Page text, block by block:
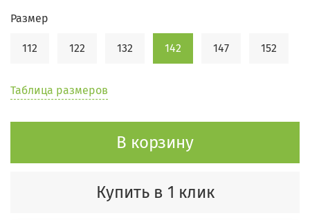
Таблица размеров
В корзину
Купить в 1 клик
Размер
112 122 132 142 147 152